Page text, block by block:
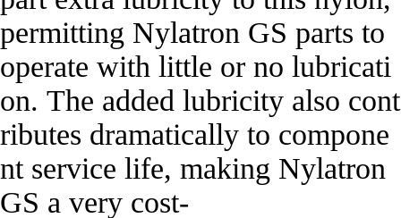
permitting Nylatron GS parts to
operate with little or no lubricati
on. The added lubricity also cont
ributes dramatically to compone
nt service life, making Nylatron
GS a very cost-